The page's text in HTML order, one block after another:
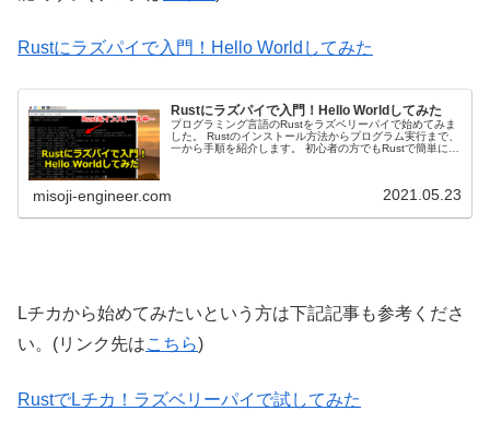
Rustにラズパイで入門！Hello Worldしてみた
Rustにラズパイで入門！Hello Worldしてみた
プログラミング言語のRustをラズベリーパイで始めてみま
した。 Rustのインストール方法からプログラム実行まで、
一から手順を紹介します。 初心者の方でもRustで簡単に
misoji-engineer.com 2021.05.23
Lチカから始めてみたいという方は下記記事も参考くださ
い。(リンク先はこちら)
RustでLチカ！ラズベリーパイで試してみた